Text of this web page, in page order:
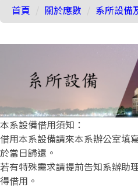
要
內
區
首頁 關於應數 系所設備
本系設備借用須知：
借用本系設備請來本系辦公室填
於當日歸還。
若有特殊需求請提前告知系辦助
得借用。